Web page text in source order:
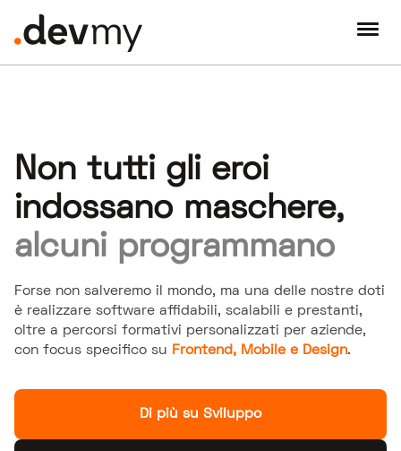
Non tutti gli eroi
indossano maschere,
alcuni programmano
Forse non salveremo il mondo, ma una delle nostre doti
è realizzare software affidabili, scalabili e prestanti,
oltre a percorsi formativi personalizzati per aziende,
con focus specifico su
Frontend, Mobile e Design.
Di più su Sviluppo